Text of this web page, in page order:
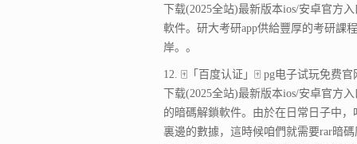
下载(2025全站)最新版本ios/安卓官方
軟件。研大考研app供給豐厚的考研課
岸。。
12. 🀄「百度认证」🀄 pg电子试玩免费
下载(2025全站)最新版本ios/安卓官方
的暗碼解鎖軟件。由於在日常日子中
裏邊的數據，這時候咱們就需要rar暗